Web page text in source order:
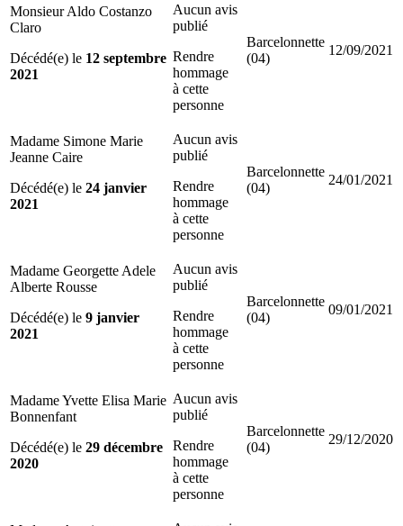
Monsieur Aldo Costanzo
Claro
Décédé(e) le 12 septembre
2021
Aucun avis
publié
Rendre
hommage
à cette
personne
Barcelonnette
(04)
12/09/2021
Madame Simone Marie
Jeanne Caire
Décédé(e) le 24 janvier
2021
Aucun avis
publié
Rendre
hommage
à cette
personne
Barcelonnette
(04)
24/01/2021
Madame Georgette Adele
Alberte Rousse
Décédé(e) le 9 janvier
2021
Aucun avis
publié
Rendre
hommage
à cette
personne
Barcelonnette
(04)
09/01/2021
Madame Yvette Elisa Marie
Bonnenfant
Décédé(e) le 29 décembre
2020
Aucun avis
publié
Rendre
hommage
à cette
personne
Barcelonnette
(04)
29/12/2020